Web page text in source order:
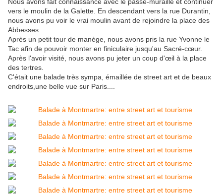
vers le moulin de la Galette. En descendant vers la rue Durantin,
nous avons pu voir le vrai moulin avant de rejoindre la place des
Abbesses.
Après un petit tour de manège, nous avons pris la rue Yvonne le
Tac afin de pouvoir monter en finiculaire jusqu'au Sacré-cœur.
Après l'avoir visité, nous avons pu jeter un coup d'œil à la place
des tertres.
C'était une balade très sympa, émaillée de street art et de beaux
endroits,une belle vue sur Paris....